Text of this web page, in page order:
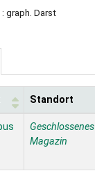
graph. Darst
Standort
Geschlossenes
Magazin